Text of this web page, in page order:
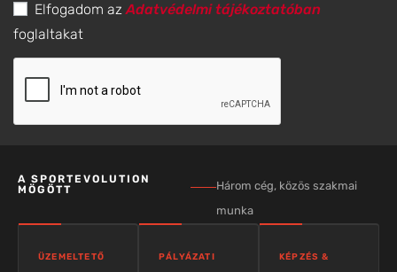
Elfogadom azAdatvédelmi tájékoztatóban
foglaltakat
A SPORTEVOLUTION
MÖGÖTT
Három cég, közös szakmai
munka
ÜZEMELTETŐ PÁLYÁZATI KÉPZÉS &